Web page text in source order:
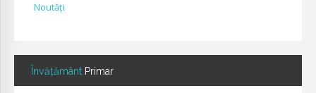
Noutăți
Învățământ Primar